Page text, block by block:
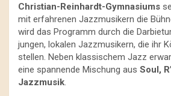
Christian-Reinhardt-Gymnasiums
mit erfahrenen Jazzmusikern die
wird das Programm durch die
jungen, lokalen Jazzmusikern, die ihr
stellen. Neben klassischem Jazz
eine spannende Mischung aus Soul,
Jazzmusik.